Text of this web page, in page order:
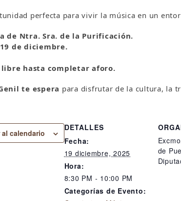
perfecta para vivir la música en un
de Ntra. Sra. de la Purificación.
de diciembre.
libre hasta completar aforo.
te espera para disfrutar de la cultura, la
calendario
DETALLES
Fecha:
19 diciembre, 2025
Hora:
8:30 PM - 10:00 PM
Categorías de Evento:
de